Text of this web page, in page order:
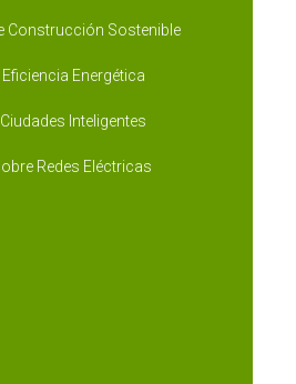
Construcción Sostenible
Energética
Inteligentes
Redes Eléctricas